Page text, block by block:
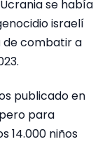
se había
israelí
de combatir a
publicado en
para
14.000 niños